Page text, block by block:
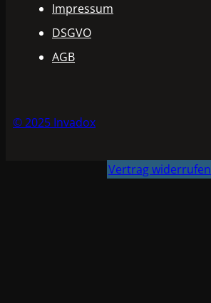
Impressum
DSGVO
AGB
© 2025 Invadox
Vertrag widerrufen